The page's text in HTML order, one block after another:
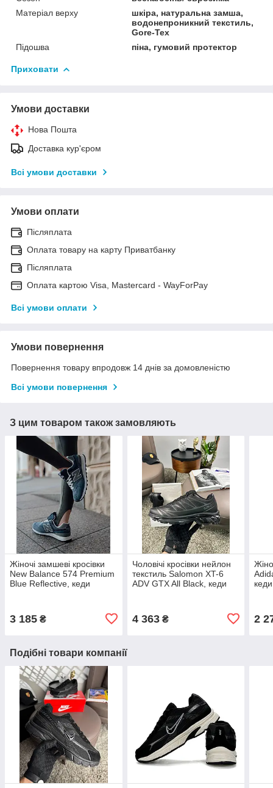
Матеріал верху
шкіра, натуральна замша,
водонепроникний текстиль,
Gore-Tex
Підошва
піна, гумовий протектор
Приховати
Умови доставки
Нова Пошта
Доставка кур'єром
Всі умови доставки
Умови оплати
Післяплата
Оплата товару на карту Приватбанку
Післяплата
Оплата картою Visa, Mastercard - WayForPay
Всі умови оплати
Умови повернення
Повернення товару впродовж 14 днів за домовленістю
Всі умови повернення
З цим товаром також замовляють
Жіночі замшеві кросівки
New Balance 574 Premium
Blue Reflective, кеди
3 185 ₴
Чоловічі кросівки нейлон
текстиль Salomon XT-6
ADV GTX All Black, кеди
4 363₴ 2
Подібні товари компанії